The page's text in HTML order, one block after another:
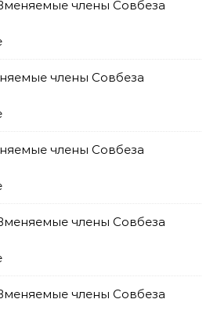
члены Совбеза
члены Совбеза
члены Совбеза
члены Совбеза
члены Совбеза